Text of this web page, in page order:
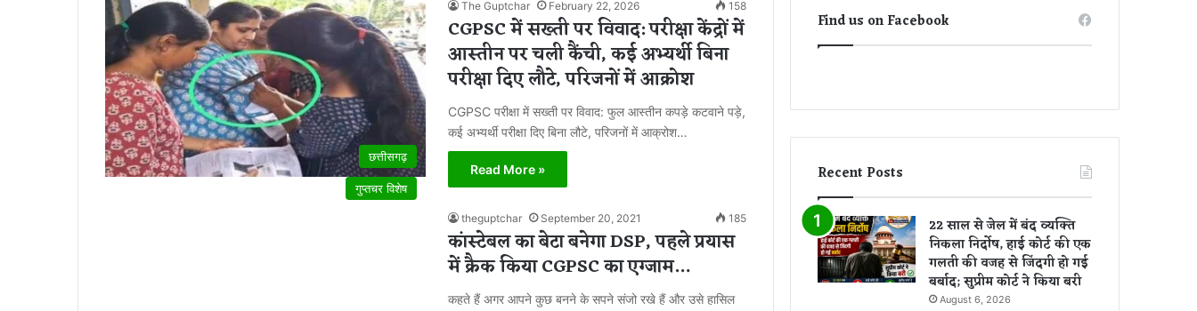
छत्तीसगढ़
The Guptchar February 22, 2026 158
CGPSC में सख्ती पर विवाद: परीक्षा केंद्रों में
आस्तीन पर चली कैंची, कई अभ्यर्थी बिना
परीक्षा दिए लौटे, परिजनों में आक्रोश
CGPSC परीक्षा में सख्ती पर विवाद: फुल आस्तीन कपड़े कटवाने पड़े,
कई अभ्यर्थी परीक्षा दिए बिना लौटे, परिजनों में आक्रोश…
Read More »
गुप्तचर विशेष
theguptchar September 20, 2021 185
कांस्टेबल का बेटा बनेगा DSP, पहले प्रयास
में क्रैक किया CGPSC का एग्जाम…
कहते हैं अगर आपने कुछ बनने के सपने संजो रखे हैं और उसे हासिल
Find us on Facebook
Recent Posts
22 साल से जेल में बंद व्यक्ति
निकला निर्दोष, हाई कोर्ट की एक
गलती की वजह से जिंदगी हो गई
बर्बाद; सुप्रीम कोर्ट ने किया बरी
August 6, 2026